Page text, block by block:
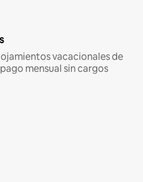
vacacionales de
mensual sin cargos